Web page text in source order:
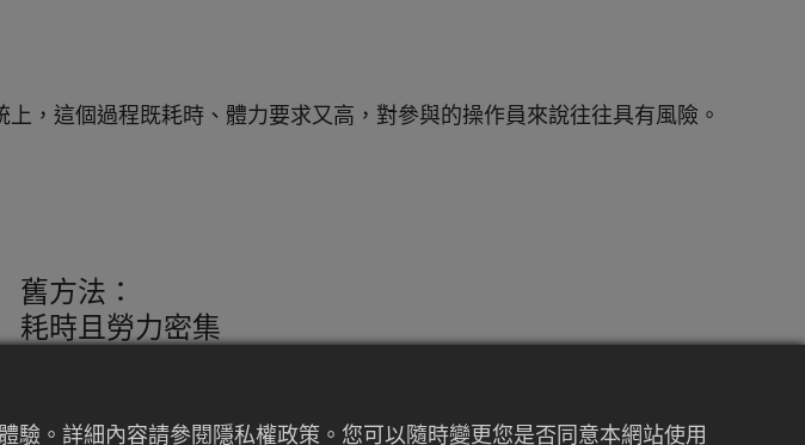
這個過程既耗時、體力要求又高，對參與的操作員來說往往具有風險。
舊方法：
耗時且勞力密集
常涉及手動夾具、螺栓和螺絲——需要大量人力和精確對齊。根據模具的
。詳細內容請參閱隱私權政策。您可以隨時變更您是否同意本網站使用